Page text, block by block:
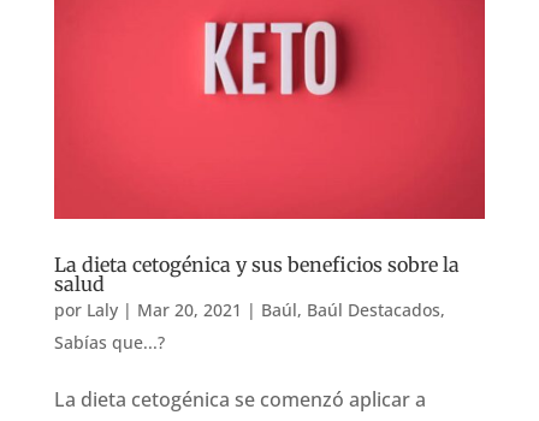
La dieta cetogénica y sus beneficios sobre la
salud
por Laly| Mar 20, 2021 | Baúl, Baúl Destacados,
Sabías que...?
La dieta cetogénica se comenzó aplicar a